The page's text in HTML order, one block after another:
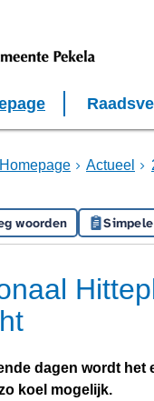
Homepage Actueel
woorden
dagen wordt
koel mogelijk.